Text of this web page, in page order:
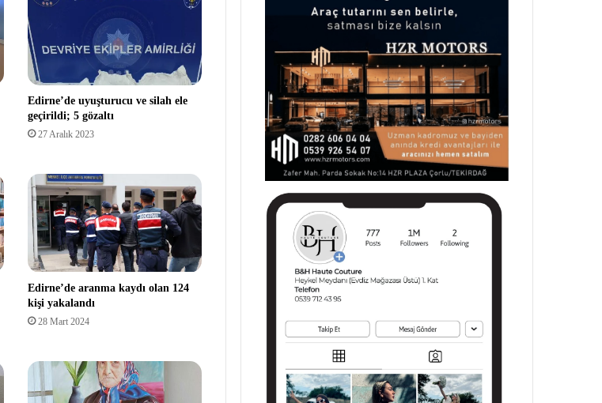
Edirne’de uyuşturucu ve silah ele
geçirildi; 5 gözaltı
27 Aralık 2023
Edirne’de aranma kaydı olan 124
kişi yakalandı
28 Mart 2024